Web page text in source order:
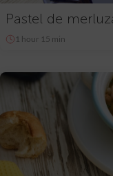
Pastel de
1 hour 15 min